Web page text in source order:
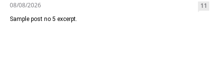
08/08/2026 11
Sample post no 5 excerpt.